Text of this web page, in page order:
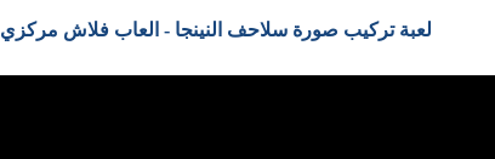
لعبة تركيب صورة سلاحف النينجا - العاب فلاش مركزي